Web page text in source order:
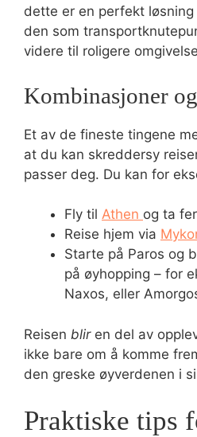
dette er en perfekt
den som
videre til roligere
Kombinasjoner
Et av de fineste tingene
at du kan skreddersy
passer deg. Du kan for
Fly til Athen og ta
Reise hjem via
Starte på Paros og
på øyhopping – for
Naxos, eller
Reisen bliren del av
ikke bare om å komme
den greske øyverdenen i
Praktiske tips